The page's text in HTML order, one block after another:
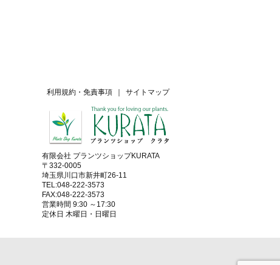
サイトマップ
利用規約・免責事項
有限会社 プランツショップKURATA
〒332-0005
埼玉県川口市新井町26-11
TEL:048-222-3573
FAX:048-222-3573
営業時間 9:30 ～17:30
定休日 木曜日・日曜日